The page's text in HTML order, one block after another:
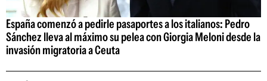
España comenzó a pedirle pasaportes a los italianos: Pedro
Sánchez lleva al máximo su pelea con Giorgia Meloni desde la
invasión migratoria a Ceuta